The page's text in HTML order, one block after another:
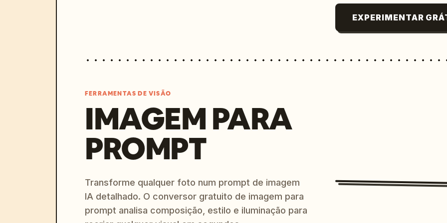
EXPERIMENTAR
FERRAMENTAS DE VISÃO
IMAGEM PARA
PROMPT
Transforme qualquer foto num prompt de imagem
IA detalhado. O conversor gratuito de imagem para
prompt analisa composição, estilo e iluminação para